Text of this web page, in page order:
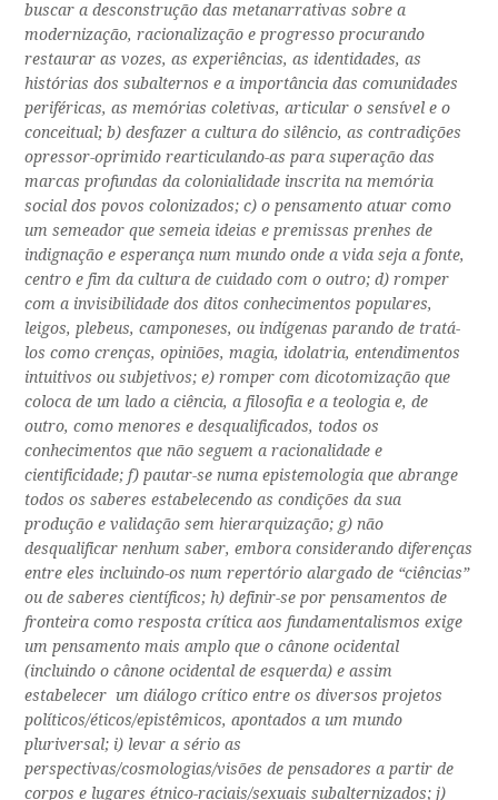
buscar a desconstrução das metanarrativas sobre a
modernização, racionalização e progresso procurando
restaurar as vozes, as experiências, as identidades, as
histórias dos subalternos e a importância das comunidades
periféricas, as memórias coletivas, articular o sensível e o
conceitual; b) desfazer a cultura do silêncio, as contradições
opressor-oprimido rearticulando-as para superação das
marcas profundas da colonialidade inscrita na memória
social dos povos colonizados; c) o pensamento atuar como
um semeador que semeia ideias e premissas prenhes de
indignação e esperança num mundo onde a vida seja a fonte,
centro e fim da cultura de cuidado com o outro; d) romper
com a invisibilidade dos ditos conhecimentos populares,
leigos, plebeus, camponeses, ou indígenas parando de tratá-
los como crenças, opiniões, magia, idolatria, entendimentos
intuitivos ou subjetivos; e) romper com dicotomização que
coloca de um lado a ciência, a filosofia e a teologia e, de
outro, como menores e desqualificados, todos os
conhecimentos que não seguem a racionalidade e
cientificidade; f) pautar-se numa epistemologia que abrange
todos os saberes estabelecendo as condições da sua
produção e validação sem hierarquização; g) não
desqualificar nenhum saber, embora considerando diferenças
entre eles incluindo-os num repertório alargado de “ciências”
ou de saberes científicos; h) definir-se por pensamentos de
fronteira como resposta crítica aos fundamentalismos exige
um pensamento mais amplo que o cânone ocidental
(incluindo o cânone ocidental de esquerda) e assim
estabelecer um diálogo crítico entre os diversos projetos
políticos/éticos/epistêmicos, apontados a um mundo
pluriversal; i) levar a sério as
perspectivas/cosmologias/visões de pensadores a partir de
corpos e lugares étnico-raciais/sexuais subalternizados; j)